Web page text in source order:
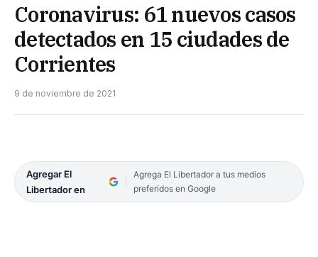
Coronavirus: 61 nuevos casos
detectados en 15 ciudades de
Corrientes
9 de noviembre de 2021
Agregar El
Libertador en
Agrega El Libertador a tus medios
preferidos en Google